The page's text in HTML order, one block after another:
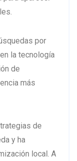
por
la tecnología
de
más
de
y ha
local. A